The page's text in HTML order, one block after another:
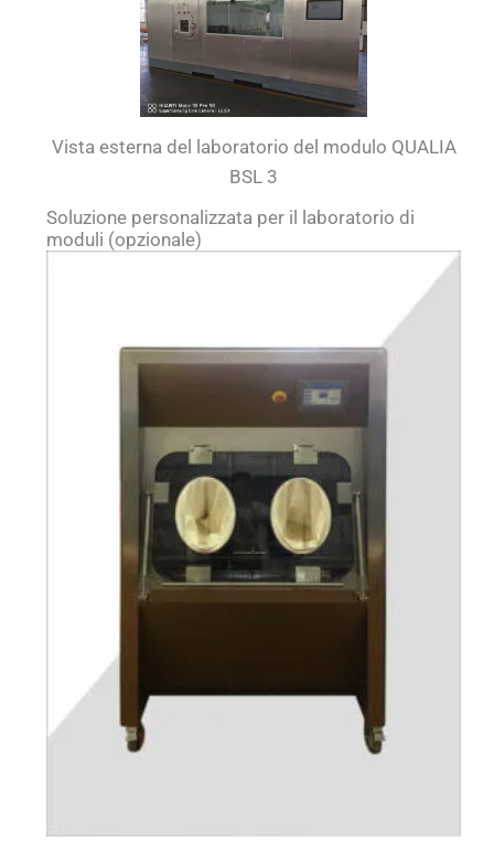
Vista esterna del laboratorio del modulo QUALIA
BSL 3
Soluzione personalizzata per il laboratorio di
moduli (opzionale)